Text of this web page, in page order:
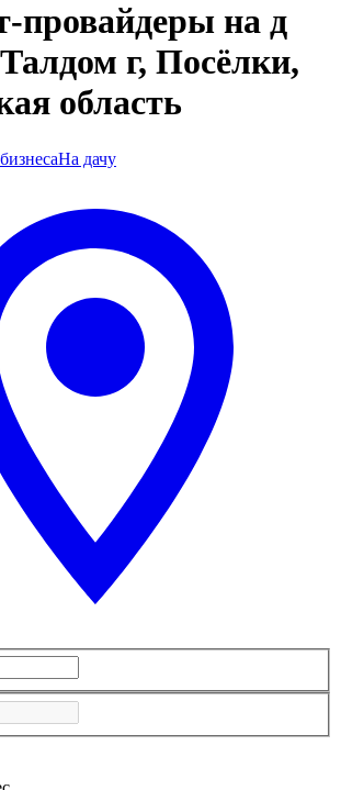
провайдеры на д
г, Посёлки,
область
На дачу